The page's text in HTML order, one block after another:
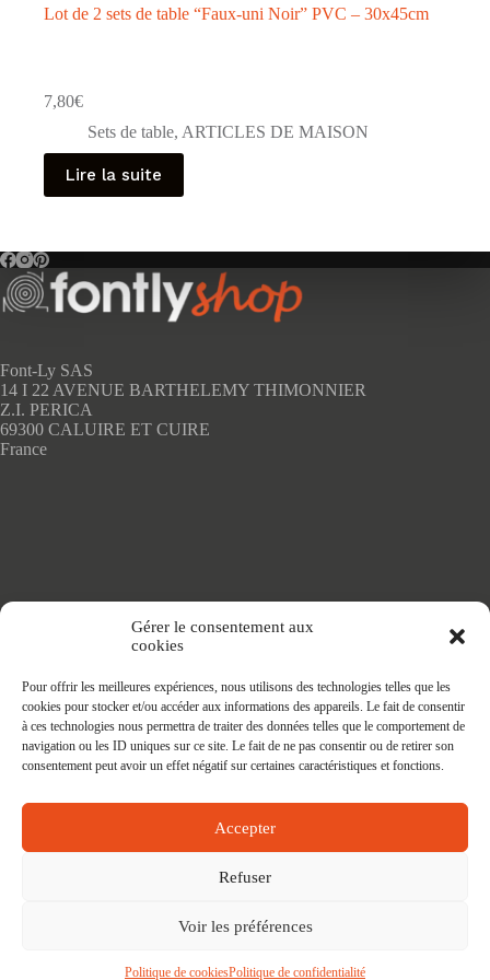
Gérer le consentement aux
cookies
Pour offrir les meilleures expériences, nous utilisons des technologies telles que les
cookies pour stocker et/ou accéder aux informations des appareils. Le fait de consentir
à ces technologies nous permettra de traiter des données telles que le comportement de
navigation ou les ID uniques sur ce site. Le fait de ne pas consentir ou de retirer son
consentement peut avoir un effet négatif sur certaines caractéristiques et fonctions.
Accepter
Refuser
Voir les préférences
Politique de cookiesPolitique de confidentialité
Lot de 2 sets de table “Faux-uni Noir” PVC – 30x45cm
7,80€
Sets de table, ARTICLES DE MAISON
Lire la suite
Font-Ly SAS
14 I 22 AVENUE BARTHELEMY THIMONNIER
Z.I. PERICA
69300 CALUIRE ET CUIRE
France
Adhésifs SANS PVC
Nappes
Protège Table
Nappes SANS PVC
Tapis PRATIC
Affaires à faire
Contact
Mon compte
Politique de cookies (UE)